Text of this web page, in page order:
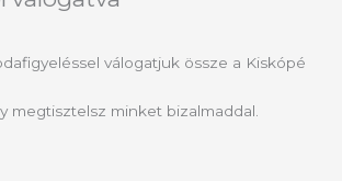
válogatjuk össze a Kiskópé
megtisztelsz minket bizalmaddal.